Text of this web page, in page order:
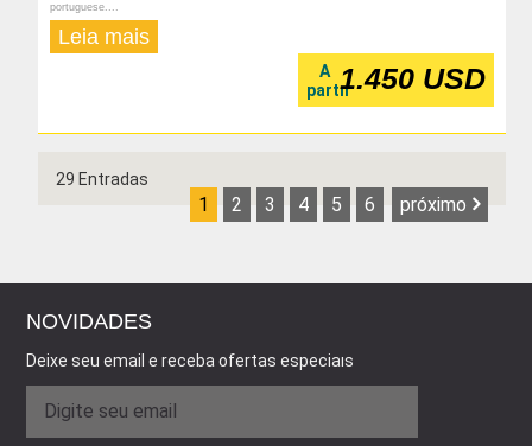
portuguese....
Leia mais
A
partır1.450 USD
29 Entradas
1 2 3 4 5 6 próximo
NOVIDADES
Deixe seu email e receba ofertas especiaıs